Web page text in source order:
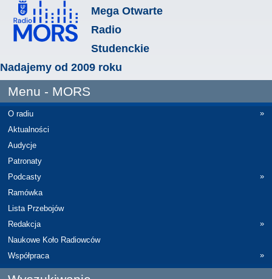
Mega Otwarte
Radio
Studenckie
Nadajemy od 2009 roku
Menu - MORS
O radiu
»
Aktualności
Audycje
Patronaty
Podcasty
»
Ramówka
Lista Przebojów
Redakcja
»
Naukowe Koło Radiowców
Współpraca
»